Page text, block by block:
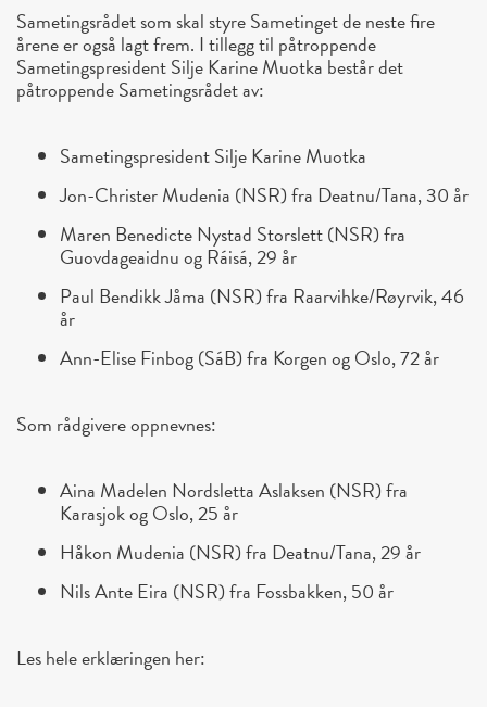
Sametingsrådet som skal styre Sametinget de neste fire
årene er også lagt frem. I tillegg til påtroppende
Sametingspresident Silje Karine Muotka består det
påtroppende Sametingsrådet av:
Sametingspresident Silje Karine Muotka
Jon-Christer Mudenia (NSR) fra Deatnu/Tana, 30 år
Maren Benedicte Nystad Storslett (NSR) fra
Guovdageaidnu og Ráisá, 29 år
Paul Bendikk Jåma (NSR) fra Raarvihke/Røyrvik, 46
år
Ann-Elise Finbog (SáB) fra Korgen og Oslo, 72 år
Som rådgivere oppnevnes:
Aina Madelen Nordsletta Aslaksen (NSR) fra
Karasjok og Oslo, 25 år
Håkon Mudenia (NSR) fra Deatnu/Tana, 29 år
Nils Ante Eira (NSR) fra Fossbakken, 50 år
Les hele erklæringen her: